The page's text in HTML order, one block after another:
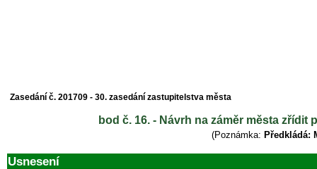
Zasedání č. 201709 - 30. zasedání zastupitelstva města
bod č. 16. - Návrh na záměr města
(Poznámka: Předkládá:
Usnesení